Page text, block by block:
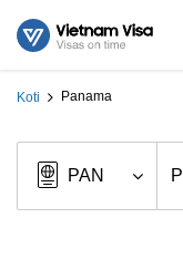
Koti Panama